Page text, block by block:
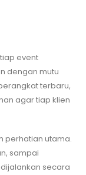
event
dengan mutu
terbaru,
agar tiap klien
perhatian utama.
sampai
secara